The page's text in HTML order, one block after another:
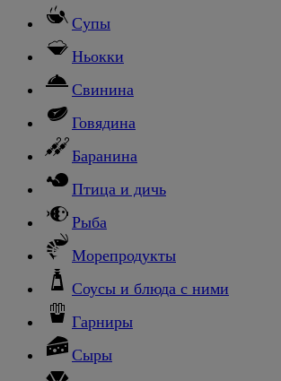
Супы
Ньокки
Свинина
Говядина
Баранина
Птица и дичь
Рыба
Морепродукты
Соусы и блюда с ними
Гарниры
Сыры